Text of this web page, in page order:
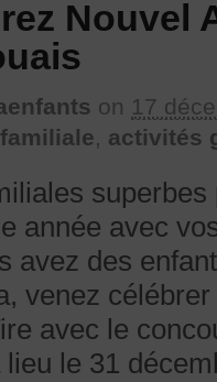
Nouvel
on 17
, activités
année avec
avez des
venez
avec le
lieu le 31